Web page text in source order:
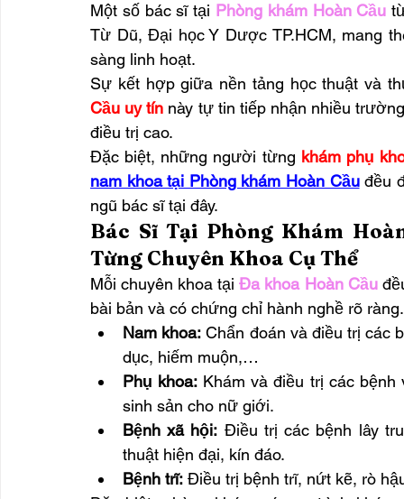
Một số bác sĩ tại Phòng khám Hoàn Cầu
Từ Dũ, Đại học Y Dược TP.HCM, mang
sàng linh hoạt.
Sự kết hợp giữa nền tảng học thuật và
Cầu uy tín này tự tin tiếp nhận nhiều
điều trị cao.
Đặc biệt, những người từng khám phụ
nam khoa tại Phòng khám Hoàn Cầu đều
ngũ bác sĩ tại đây.
Bác Sĩ Tại Phòng Khám
Từng Chuyên Khoa Cụ Thể
Mỗi chuyên khoa tại Đa khoa Hoàn Cầu
bài bản và có chứng chỉ hành nghề rõ
Nam khoa: Chẩn đoán và điều trị các
dục, hiếm muộn,…
Phụ khoa: Khám và điều trị các
sinh sản cho nữ giới.
Bệnh xã hội: Điều trị các bệnh lây
thuật hiện đại, kín đáo.
Bệnh trĩ: Điều trị bệnh trĩ, nứt kẽ, rò